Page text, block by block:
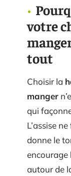
votre
tout
Choisir la
manger
qui
L’assise
donne le
encourage
autour de